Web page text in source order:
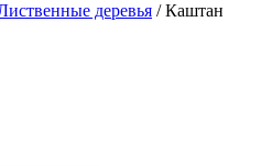
деревья / Каштан